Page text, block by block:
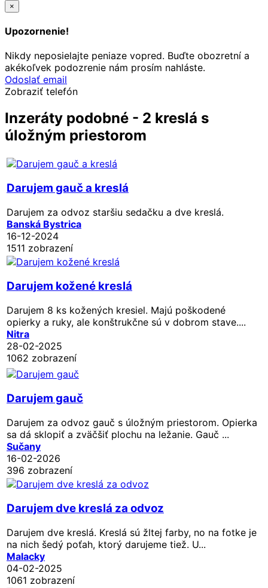
×
Upozornenie!
Nikdy neposielajte peniaze vopred. Buďte obozretní a
akékoľvek podozrenie nám prosím nahláste.
Odoslať email
Zobraziť telefón
Inzeráty podobné - 2 kreslá s
úložným priestorom
Darujem gauč a kreslá
Darujem za odvoz staršiu sedačku a dve kreslá.
Banská Bystrica
16-12-2024
1511 zobrazení
Darujem kožené kreslá
Darujem 8 ks kožených kresiel. Majú poškodené
opierky a ruky, ale konštrukčne sú v dobrom stave....
Nitra
28-02-2025
1062 zobrazení
Darujem gauč
Darujem za odvoz gauč s úložným priestorom. Opierka
sa dá sklopiť a zväčšiť plochu na ležanie. Gauč ...
Sučany
16-02-2026
396 zobrazení
Darujem dve kreslá za odvoz
Darujem dve kreslá. Kreslá sú žltej farby, no na fotke je
na nich šedý poťah, ktorý darujeme tiež. U...
Malacky
04-02-2025
1061 zobrazení